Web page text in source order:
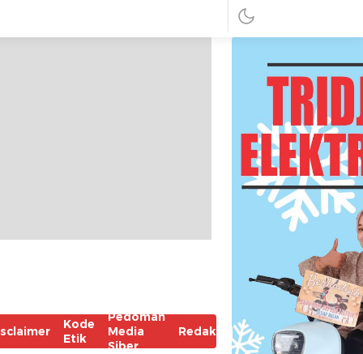
Kode
Etik
Pedoman
Media
Siber
Redaksi